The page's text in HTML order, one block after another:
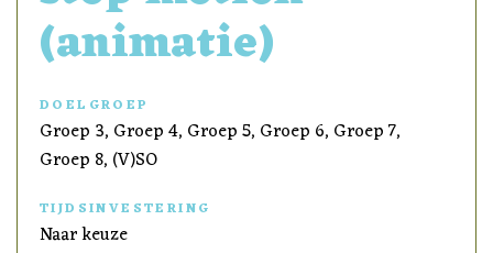
(animatie)
DOELGROEP
Groep 3, Groep 4, Groep 5, Groep 6, Groep 7,
Groep 8, (V)SO
TIJDSINVESTERING
Naar keuze